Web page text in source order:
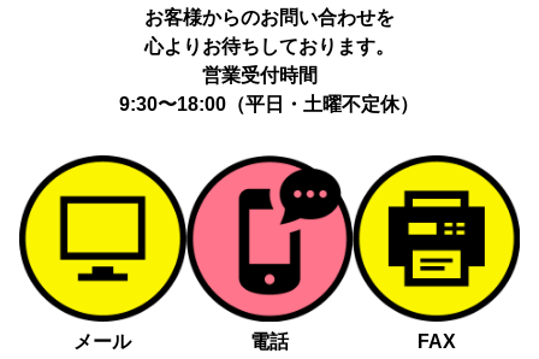
お客様からのお問い合わせを
心よりお待ちしております。
営業受付時間
9:30〜18:00（平日・土曜不定休）
メール
電話 FAX